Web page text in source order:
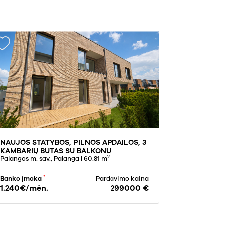
NAUJOS STATYBOS, PILNOS APDAILOS, 3
KAMBARIŲ BUTAS SU BALKONU
PALANGOJE, VĖŽIŲ GATVĖJE
Palangos m. sav., Palanga | 60.81 m2
Banko įmoka *
1.240€/mėn.
Pardavimo kaina
299000 €